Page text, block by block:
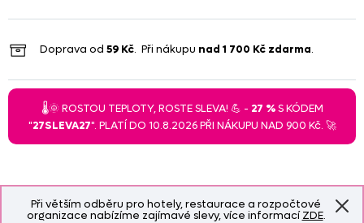
Při větším odběru pro hotely, restaurace a rozpočtové
organizace nabízíme zajímavé slevy, více informacíZDE.
Doprava od 59 Kč. Při nákupu nad 1 700 Kč zdarma.
🌡️🌞 ROSTOU TEPLOTY, ROSTE SLEVA! 💪 - 27 %S KÓDEM
"27SLEVA27". PLATÍ DO 10.8.2026 PŘI NÁKUPU NAD 900 Kč. 🚀